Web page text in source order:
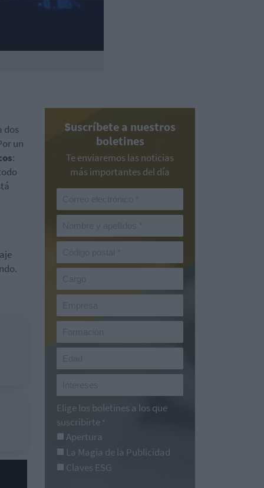
dos
un
:
Suscríbete a nuestros
boletines
Te enviaremos las noticias
más importantes del día
Elige los boletines a los que
suscribirte *
Apertura
La Magia de la Publicidad
Claves ESG